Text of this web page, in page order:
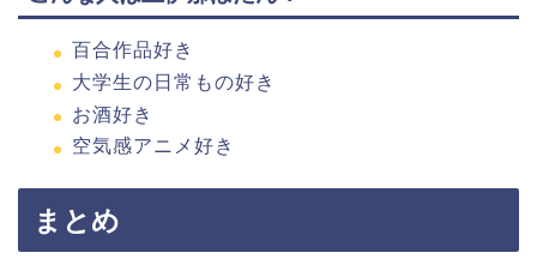
百合作品好き
大学生の日常もの好き
お酒好き
空気感アニメ好き
まとめ